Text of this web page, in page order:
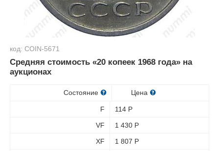
код: COIN-5671
Средняя стоимость «20 копеек 1968 года» на
аукционах
Состояние Цена
F 114 Р
VF 1 430 Р
XF 1 807 Р